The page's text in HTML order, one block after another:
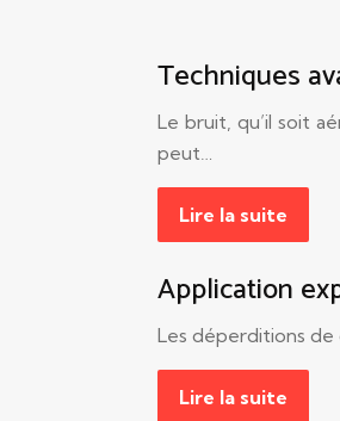
Techniques
Le bruit, qu’il soit
peut…
Lire la suite
Application
Les déperditions de
Lire la suite